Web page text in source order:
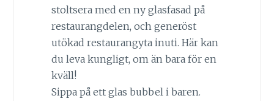
stoltsera med en ny glasfasad på
restaurangdelen, och generöst
utökad restaurangyta inuti. Här kan
du leva kungligt, om än bara för en
kväll!
Sippa på ett glas bubbel i baren.